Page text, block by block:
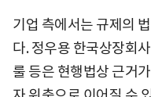
기업 측에서는 규제의
다. 정우용 한국상장회
룰 등은 현행법상 근거